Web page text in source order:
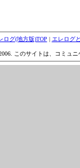
ログ(地方版)TOP | エレログ
このサイトは、コミュ